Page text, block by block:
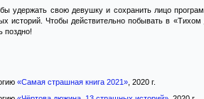
удержать свою девушку и сохранить лицо
историй. Чтобы действительно побывать в
поздно!
«Самая страшная книга 2021», 2020 г.